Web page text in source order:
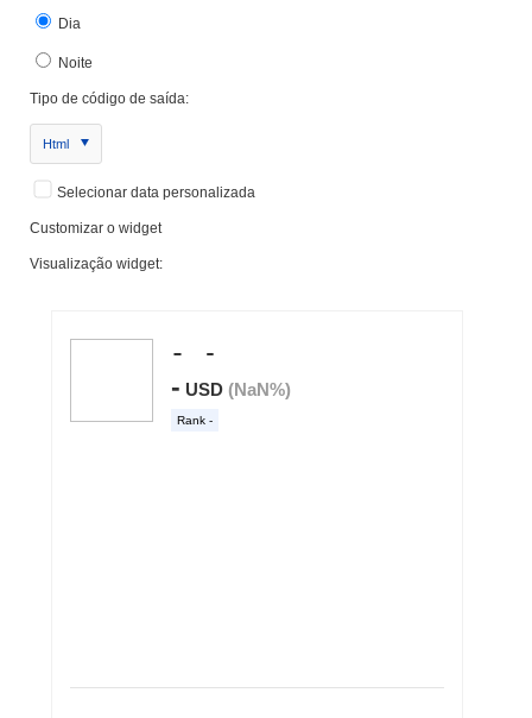
Dia
Noite
Tipo de código de saída:
Html
Selecionar data personalizada
Customizar o widget
Visualização widget: